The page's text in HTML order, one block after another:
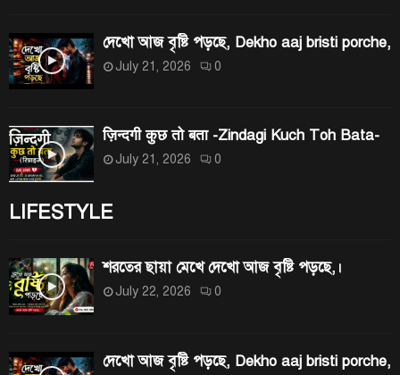
দেখো আজ বৃষ্টি পড়ছে, Dekho aaj bristi porche,
July 21, 2026 0
ज़िन्दगी कुछ तो बता -Zindagi Kuch Toh Bata-
July 21, 2026 0
LIFESTYLE
শরতের ছায়া মেখে দেখো আজ বৃষ্টি পড়ছে,।
July 22, 2026 0
দেখো আজ বৃষ্টি পড়ছে, Dekho aaj bristi porche,